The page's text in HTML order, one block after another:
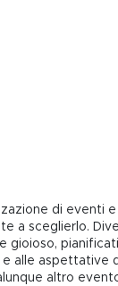
di eventi
a sceglierlo.
gioioso,
alle aspettative
altro